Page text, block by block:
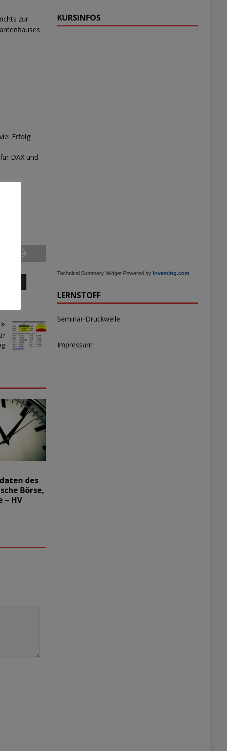
zur
Erfolg!
DAX und
des
Börse,
– HV
KURSINFOS
Technical Summary Widget Powered by Investing.com
LERNSTOFF
Seminar-Druckwelle
Impressum